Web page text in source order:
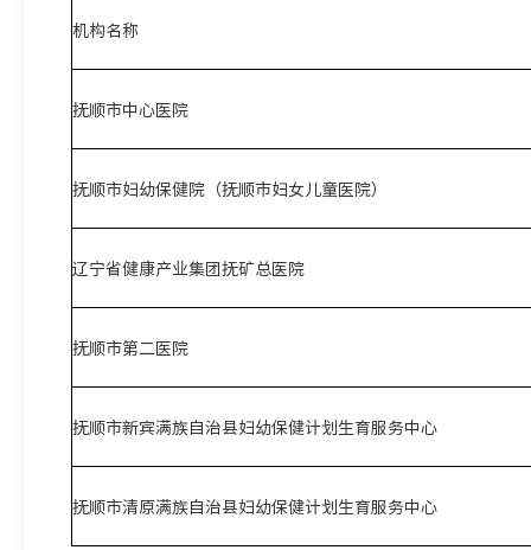
机构名称
抚顺市中心医院
抚顺市妇幼保健院（抚顺市妇女儿童医院）
辽宁省健康产业集团抚矿总医院
抚顺市第二医院
抚顺市新宾满族自治县妇幼保健计划生育服务中心
抚顺市清原满族自治县妇幼保健计划生育服务中心